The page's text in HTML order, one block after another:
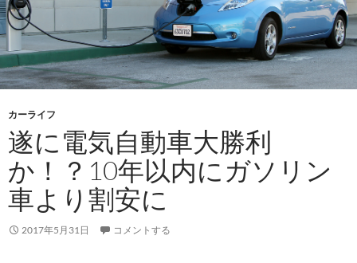
カーライフ
遂に電気自動車大勝利
か！？10年以内にガソリン
車より割安に
2017年5月31日 コメントする